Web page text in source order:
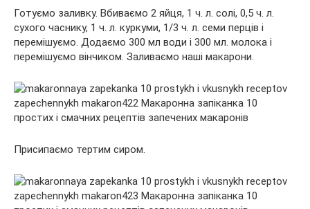
Готуємо заливку. Вбиваємо 2 яйця, 1 ч. л. солі, 0,5 ч. л.
сухого часнику, 1 ч. л. куркуми, 1/3 ч. л. семи перців і
перемішуємо. Додаємо 300 мл води і 300 мл. молока і
перемішуємо вінчиком. Заливаємо наші макарони.
Присипаємо тертим сиром.